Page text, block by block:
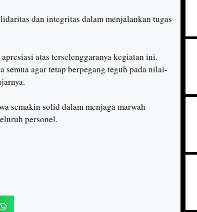
dan integritas dalam menjalankan tugas
atas terselenggaranya kegiatan ini.
agar tetap berpegang teguh pada nilai-
semakin solid dalam menjaga marwah
personel.